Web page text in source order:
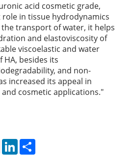
acid cosmetic grade,
in tissue hydrodynamics
transport of water, it helps
and elastoviscosity of
viscoelastic and water
besides its
and non-
increased its appeal in
cosmetic applications."
PinterestLinkedIn